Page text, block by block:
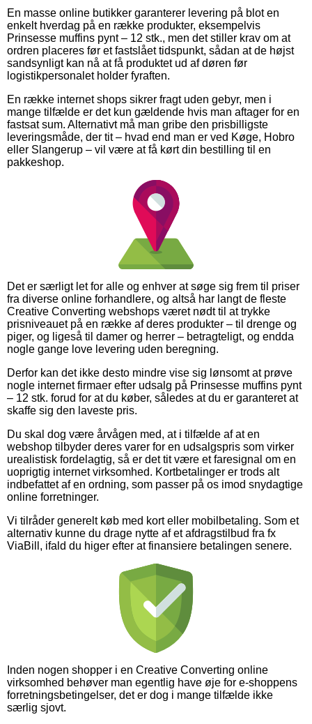
En masse online butikker garanterer levering på blot en
enkelt hverdag på en række produkter, eksempelvis
Prinsesse muffins pynt – 12 stk., men det stiller krav om at
ordren placeres før et fastslået tidspunkt, sådan at de højst
sandsynligt kan nå at få produktet ud af døren før
logistikpersonalet holder fyraften.
En række internet shops sikrer fragt uden gebyr, men i
mange tilfælde er det kun gældende hvis man aftager for en
fastsat sum. Alternativt må man gribe den prisbilligste
leveringsmåde, der tit – hvad end man er ved Køge, Hobro
eller Slangerup – vil være at få kørt din bestilling til en
pakkeshop.
Det er særligt let for alle og enhver at søge sig frem til priser
fra diverse online forhandlere, og altså har langt de fleste
Creative Converting webshops været nødt til at trykke
prisniveauet på en række af deres produkter – til drenge og
piger, og ligeså til damer og herrer – betragteligt, og endda
nogle gange love levering uden beregning.
Derfor kan det ikke desto mindre vise sig lønsomt at prøve
nogle internet firmaer efter udsalg på Prinsesse muffins pynt
– 12 stk. forud for at du køber, således at du er garanteret at
skaffe sig den laveste pris.
Du skal dog være årvågen med, at i tilfælde af at en
webshop tilbyder deres varer for en udsalgspris som virker
urealistisk fordelagtig, så er det tit være et faresignal om en
uoprigtig internet virksomhed. Kortbetalinger er trods alt
indbefattet af en ordning, som passer på os imod snydagtige
online forretninger.
Vi tilråder generelt køb med kort eller mobilbetaling. Som et
alternativ kunne du drage nytte af et afdragstilbud fra fx
ViaBill, ifald du higer efter at finansiere betalingen senere.
Inden nogen shopper i en Creative Converting online
virksomhed behøver man egentlig have øje for e-shoppens
forretningsbetingelser, det er dog i mange tilfælde ikke
særlig sjovt.